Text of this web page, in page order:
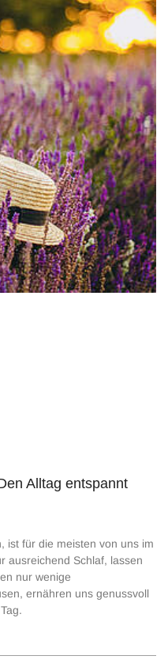
Alltag entspannt
ist für die meisten von uns im
ausreichend Schlaf, lassen
nur wenige
ernähren uns genussvoll